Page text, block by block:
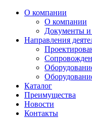
О компании
О компании
Документы и
Направления
Каталог
Преимущества
Новости
Контакты